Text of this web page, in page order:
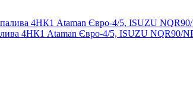
4НК1 Ataman Євро-4/5, ISUZU NQR90/